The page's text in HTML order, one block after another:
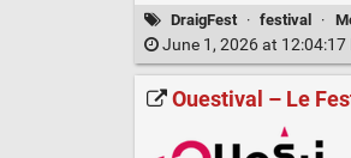
DraigFest · festival ·
June 1, 2026 at 12:04:17
Ouestival – Le